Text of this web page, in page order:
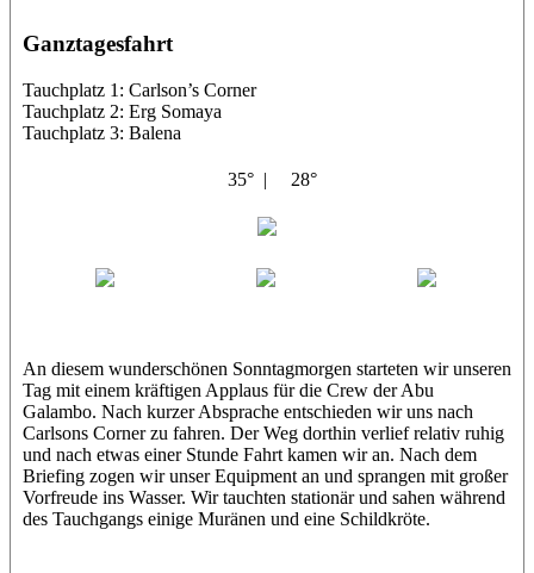
Ganztagesfahrt
Tauchplatz 1: Carlson’s Corner
Tauchplatz 2: Erg Somaya
Tauchplatz 3: Balena
35° | 28°
An diesem wunderschönen Sonntagmorgen starteten wir unseren
Tag mit einem kräftigen Applaus für die Crew der Abu
Galambo. Nach kurzer Absprache entschieden wir uns nach
Carlsons Corner zu fahren. Der Weg dorthin verlief relativ ruhig
und nach etwas einer Stunde Fahrt kamen wir an. Nach dem
Briefing zogen wir unser Equipment an und sprangen mit großer
Vorfreude ins Wasser. Wir tauchten stationär und sahen während
des Tauchgangs einige Muränen und eine Schildkröte.